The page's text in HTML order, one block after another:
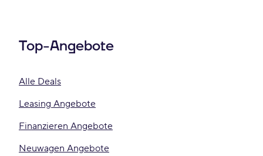
Top-Angebote
Alle Deals
Leasing Angebote
Finanzieren Angebote
Neuwagen Angebote